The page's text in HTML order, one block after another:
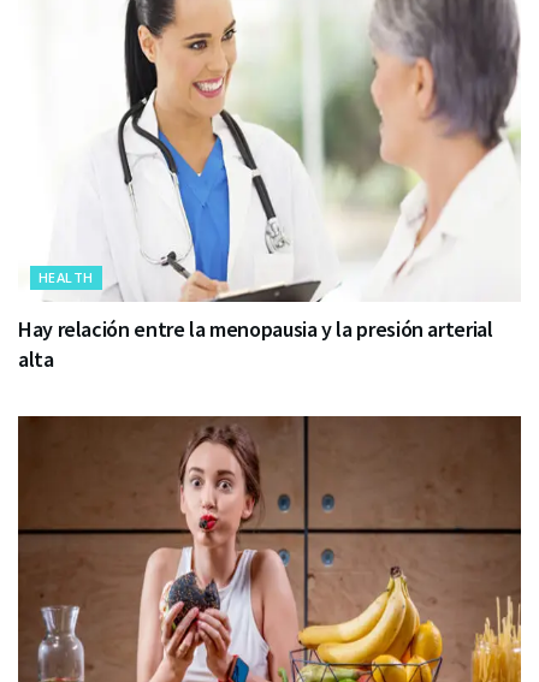
HEALTH
Hay relación entre la menopausia y la presión arterial
alta